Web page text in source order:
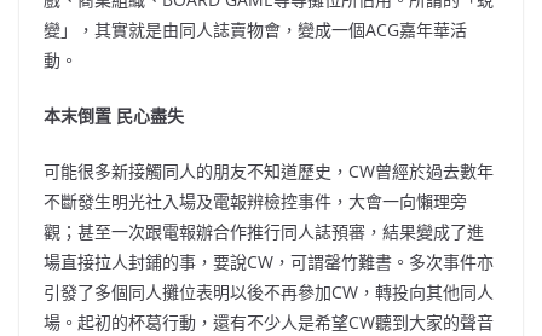
變」，其實就是由同人誌賣物會，變成一個ACG嘉年華活
動。
本末倒置 民心盡失
可能很多新接觸同人的朋友不知道歷史，CW曾經於過去數年
不斷發生明光社入場及電報辨檢控事件，大會一向懶理旁
觀；甚至一次跟電報辦合作推行同人誌預審，結果變成了進
場直接拉人封鋪的事，要說CW，可謂罄竹難書。多次事件亦
引發了多個同人攤位表明以後不再參加CW，轉投向其他同人
場。起初的杯葛行動，還有不少人是希望CW聽到大家的聲音